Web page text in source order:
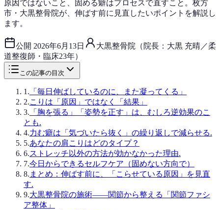
原因ではないこと、固める癖はプロセスで直すこと。枚方
市・大黒整骨院が、伸ばす前に見直したいポイントを解説し
ます。
公開 2026年6月13日
大黒整骨院（院長：大黒 充晴／柔
道整復師・臨床23年）
この記事の目次
1 . 「毎日伸ばしているのに、また凝ってくる」
2.こりは「原因」ではなく「結果」
3. 「胸を張る」「姿勢を正す」は、むしろ逆効果のこ
とも.
4.力む癖は「気づいたら抜く」の繰り返しで減らせる.
5.あなたの肩こりはどのタイプ？
6.ストレッチ以外の方法が効かなかった理由.
7.今日からできるセルフケア（固めない方向で）
8. まとめ：伸ばす前に、「こらせている原因」を見直
す.
9.大黒整骨院の施術——関節から整える「関節ファシ
ア整体」